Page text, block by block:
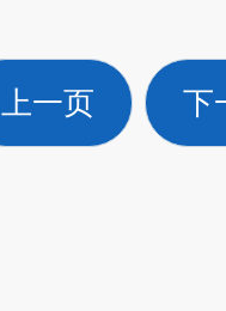
上一页 下